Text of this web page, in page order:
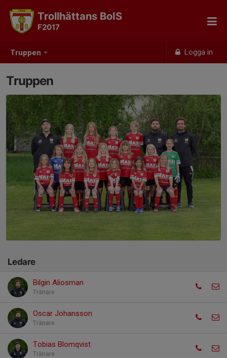
Truppen Logga in
Trollhättans BoIS
F2017
Truppen
Ledare
Bilgin Aliosman
Tränare
Oscar Johansson
Tränare
Tobias Blomqvist
Tränare